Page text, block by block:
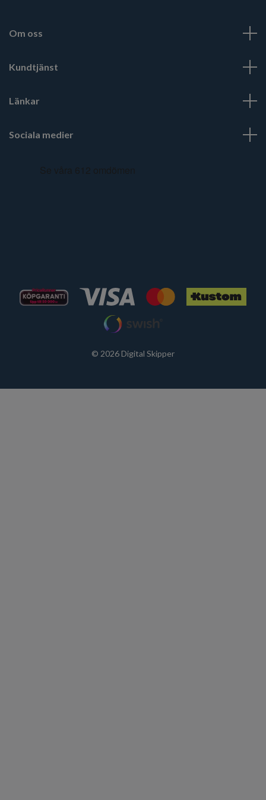
Om oss
Kundtjänst
Länkar
Sociala medier
© 2026 Digital Skipper